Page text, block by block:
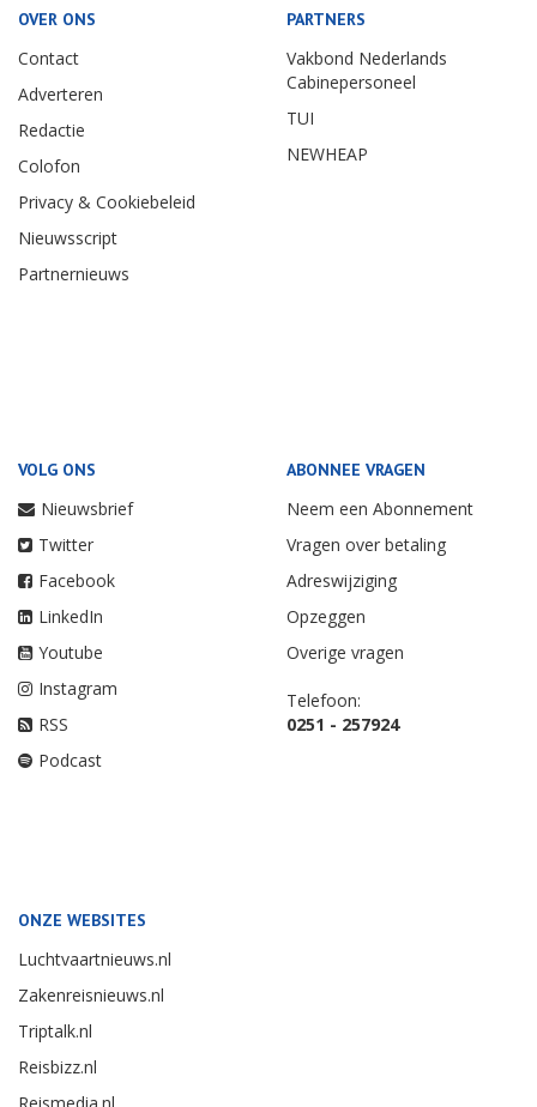
OVER ONS
Contact
Adverteren
Redactie
Colofon
Privacy & Cookiebeleid
Nieuwsscript
Partnernieuws
PARTNERS
Vakbond Nederlands
Cabinepersoneel
TUI
NEWHEAP
VOLG ONS
Nieuwsbrief
Twitter
Facebook
LinkedIn
Youtube
Instagram
RSS
Podcast
ABONNEE VRAGEN
Neem een Abonnement
Vragen over betaling
Adreswijziging
Opzeggen
Overige vragen
Telefoon:
0251 - 257924
ONZE WEBSITES
Luchtvaartnieuws.nl
Zakenreisnieuws.nl
Triptalk.nl
Reisbizz.nl